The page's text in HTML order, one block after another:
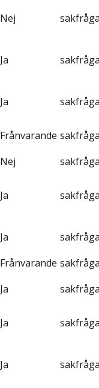
Nej
Ja
Ja
Frånvarande
Nej
Ja
Ja
Frånvarande
Ja
Ja
Ja